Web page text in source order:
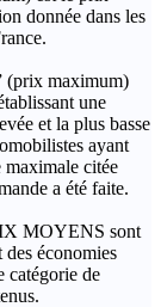
donnée dans les
maximum)
une
et la plus basse
ayant
maximale citée
a été faite.
MOYENS sont
économies
catégorie de